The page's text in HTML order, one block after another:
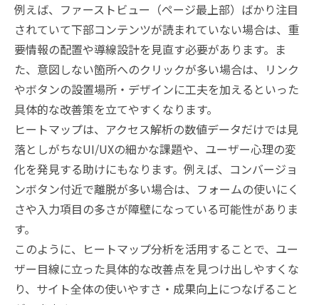
例えば、ファーストビュー（ページ最上部）ばかり注目
されていて下部コンテンツが読まれていない場合は、重
要情報の配置や導線設計を見直す必要があります。ま
た、意図しない箇所へのクリックが多い場合は、リンク
やボタンの設置場所・デザインに工夫を加えるといった
具体的な改善策を立てやすくなります。
ヒートマップは、アクセス解析の数値データだけでは見
落としがちなUI/UXの細かな課題や、ユーザー心理の変
化を発見する助けにもなります。例えば、コンバージョ
ンボタン付近で離脱が多い場合は、フォームの使いにく
さや入力項目の多さが障壁になっている可能性がありま
す。
このように、ヒートマップ分析を活用することで、ユー
ザー目線に立った具体的な改善点を見つけ出しやすくな
り、サイト全体の使いやすさ・成果向上につなげること